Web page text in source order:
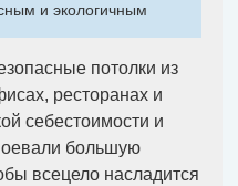
и экологичным
потолки из
ресторанах и
себестоимости и
большую
всецело насладится